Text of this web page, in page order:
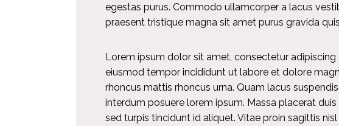
egestas purus. Commodo ullamcorper a lacus
praesent tristique magna sit amet purus gravida
Lorem ipsum dolor sit amet, consectetur adipiscing
eiusmod tempor incididunt ut labore et dolore
rhoncus mattis rhoncus urna. Quam lacus
interdum posuere lorem ipsum. Massa placerat duis
sed turpis tincidunt id aliquet. Vitae proin sagittis